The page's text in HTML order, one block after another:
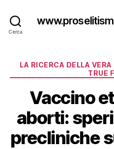
Cerca
LA RICERCA DELLA
TRUE
Vaccino
aborti:
precliniche